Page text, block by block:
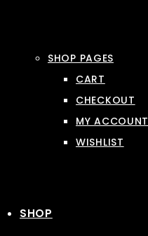
SHOP PAGES
CART
CHECKOUT
MY ACCOUNT
WISHLIST
SHOP